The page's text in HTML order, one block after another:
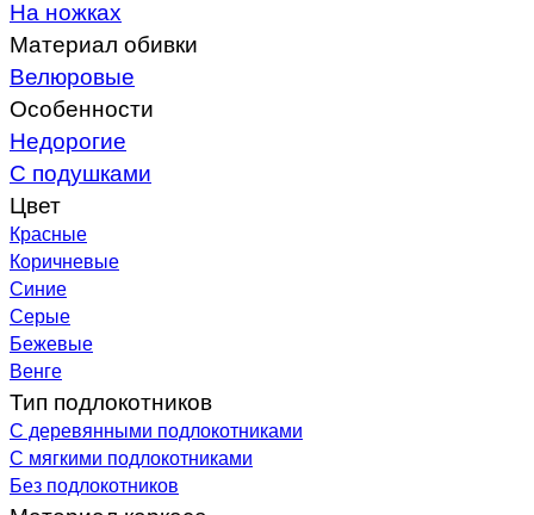
На ножках
Материал обивки
Велюровые
Особенности
Недорогие
С подушками
Цвет
Красные
Коричневые
Синие
Серые
Бежевые
Венге
Тип подлокотников
С деревянными подлокотниками
С мягкими подлокотниками
Без подлокотников